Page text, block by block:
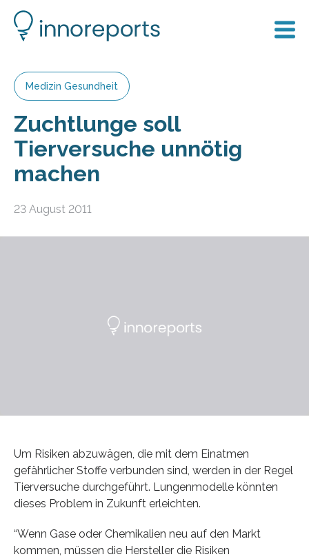
Medizin Gesundheit
Zuchtlunge soll
Tierversuche unnötig
machen
23 August 2011
Um Risiken abzuwägen, die mit dem Einatmen
gefährlicher Stoffe verbunden sind, werden in der Regel
Tierversuche durchgeführt. Lungenmodelle könnten
dieses Problem in Zukunft erleichten.
“Wenn Gase oder Chemikalien neu auf den Markt
kommen, müssen die Hersteller die Risiken